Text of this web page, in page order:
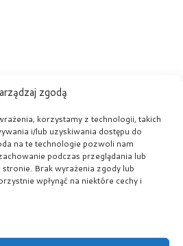
zgodą
korzystamy z technologii, takich
i/lub uzyskiwania dostępu do
na te technologie pozwoli nam
podczas przeglądania lub
Brak wyrażenia zgody lub
wpłynąć na niektóre cechy i
POWRÓT DO LISTY